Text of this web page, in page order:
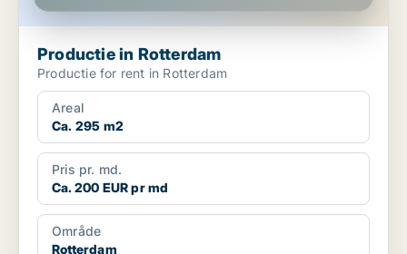
Productie in Rotterdam
Productie for rent in Rotterdam
Areal
Ca. 295 m2
Pris pr. md.
Ca. 200 EUR pr md
Område
Rotterdam